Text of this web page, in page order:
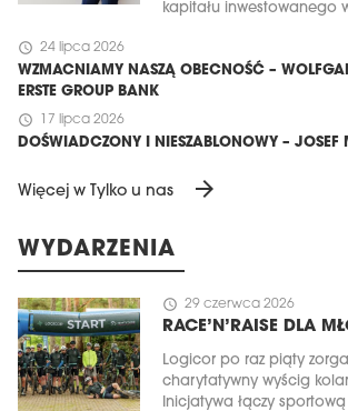
kapitału inwestowanego
schedule 24 lipca 2026
WZMACNIAMY NASZĄ OBECNOŚĆ –
ERSTE GROUP BANK
schedule 17 lipca 2026
DOŚWIADCZONY I NIESZABLONOWY – JOSEF
Więcej w Tylko u nas arrow_forward
WYDARZENIA
schedule 29 czerwca 2026
RACE’N’RAISE DLA
Logicor po raz piąty
charytatywny wyścig
Inicjatywa łączy